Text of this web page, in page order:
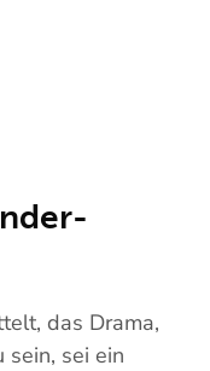
das Drama,
sein, sei ein